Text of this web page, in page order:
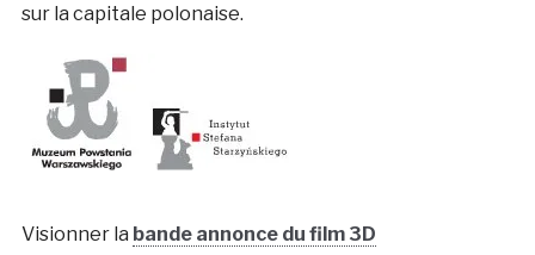
sur la capitale polonaise.
Visionner la bande annonce du film 3D